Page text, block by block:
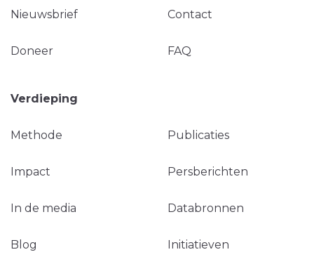
Nieuwsbrief Contact
Doneer FAQ
Verdieping
Methode Publicaties
Impact Persberichten
In de media Databronnen
Blog Initiatieven